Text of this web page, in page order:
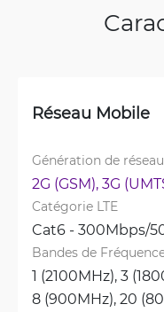
Réseau Mobile
Génération de
2G (GSM), 3G
Catégorie LTE
Cat6 - 300Mbps/
Bandes de
1 (2100MHz), 3
8 (900MHz), 20